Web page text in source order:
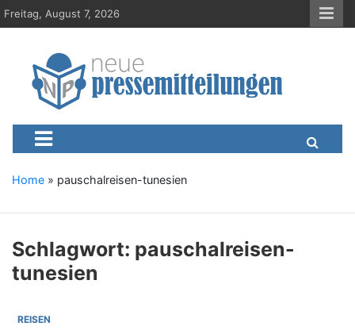
S
k
Freitag, August 7, 2026
Neue-
Presseportal, Nachrichten, News, Meldungen, Wirtschaft
Home » pauschalreisen-tunesien
Schlagwort: pauschalreisen-
tunesien
REISEN